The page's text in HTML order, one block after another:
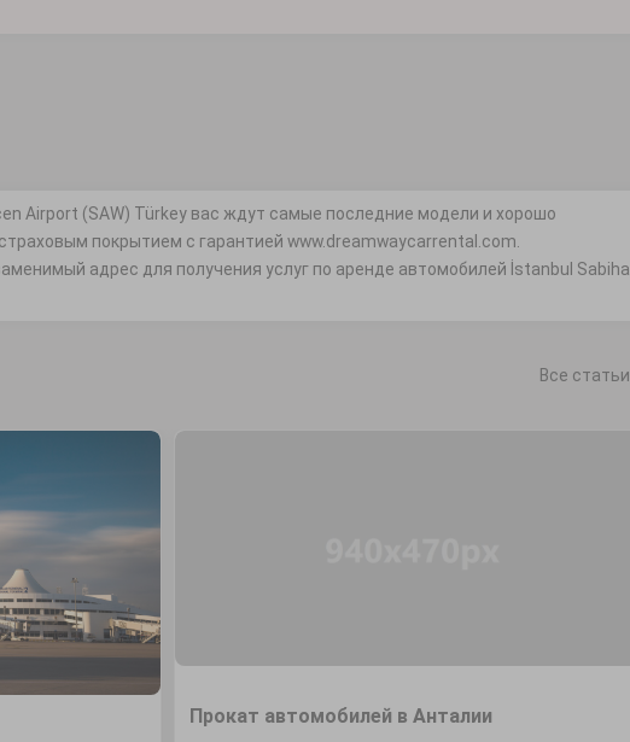
Airport (SAW) Türkey вас ждут самые последние модели и хорошо
покрытием с гарантией www.dreamwaycarrental.com.
адрес для получения услуг по аренде автомобилей İstanbul Sabiha
Все статьи
Прокат автомобилей в Анталии